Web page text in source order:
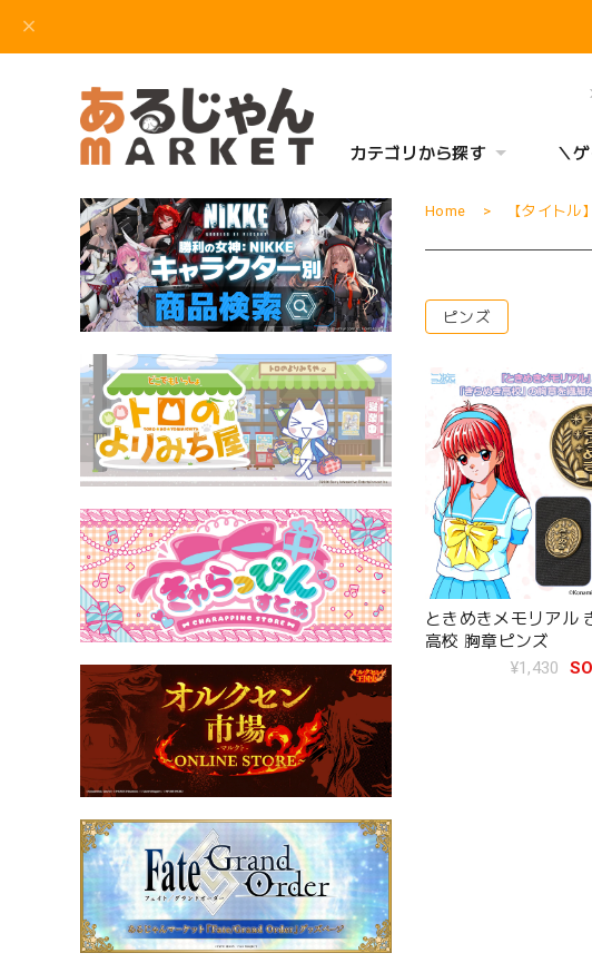
カテゴリから探す ＼
Home 【タイトル
ピンズ
ときめきメモリアル
高校 胸章ピンズ
¥1,430